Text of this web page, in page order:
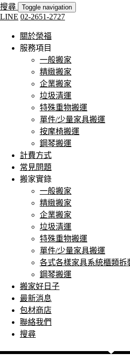
搜尋 Toggle navigation
LINE 02-2651-2727
關於榮福
服務項目
一般搬家
精緻搬家
企業搬家
垃圾清運
特殊重物搬運
單件/少量家具搬運
按摩椅搬運
鋼琴搬運
計費方式
常見問題
搬家實錄
一般搬家
精緻搬家
企業搬家
垃圾清運
特殊重物搬運
單件/少量家具搬運
各式各樣家具系統櫃類拆
鋼琴搬運
搬家好日子
最新消息
包材商店
聯絡我們
搜尋